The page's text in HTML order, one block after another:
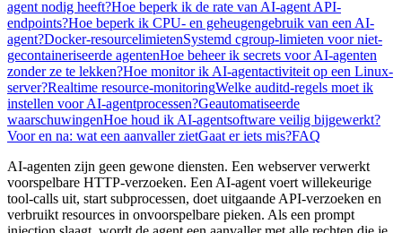
agent nodig heeft?Hoe beperk ik de rate van AI-agent API-
endpoints?Hoe beperk ik CPU- en geheugengebruik van een AI-
agent?Docker-resourcelimietenSystemd cgroup-limieten voor niet-
gecontaineriseerde agentenHoe beheer ik secrets voor AI-agenten
zonder ze te lekken?Hoe monitor ik AI-agentactiviteit op een Linux-
server?Realtime resource-monitoringWelke auditd-regels moet ik
instellen voor AI-agentprocessen?Geautomatiseerde
waarschuwingenHoe houd ik AI-agentsoftware veilig bijgewerkt?
Voor en na: wat een aanvaller zietGaat er iets mis?FAQ
AI-agenten zijn geen gewone diensten. Een webserver verwerkt
voorspelbare HTTP-verzoeken. Een AI-agent voert willekeurige
tool-calls uit, start subprocessen, doet uitgaande API-verzoeken en
verbruikt resources in onvoorspelbare pieken. Als een prompt